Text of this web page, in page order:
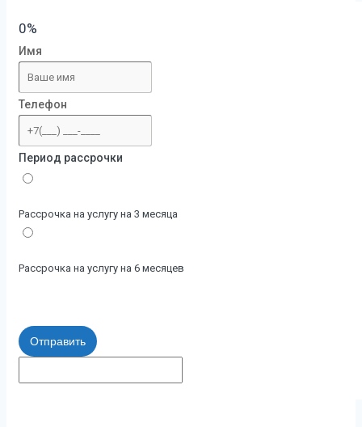
0%
Имя
Телефон
Период рассрочки
Рассрочка на услугу на 3 месяца
Рассрочка на услугу на 6 месяцев
Отправить